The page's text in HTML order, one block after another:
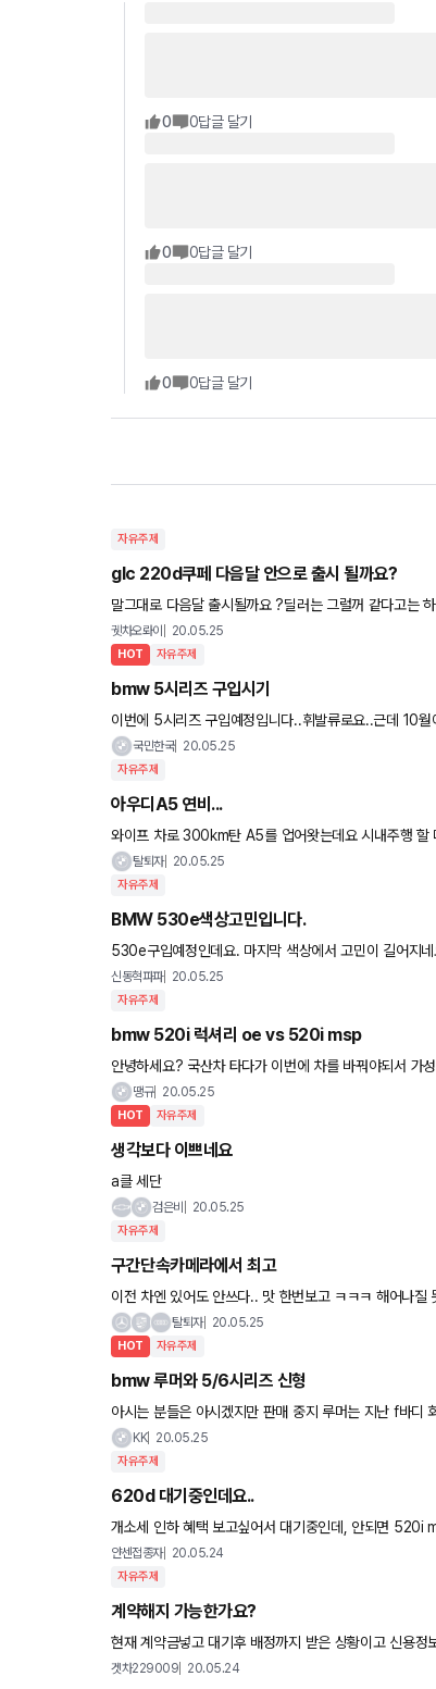
0 0답글 달기
0 0답글 달기
0 0답글 달기
자유주제
glc 220d쿠페 다음달 안으로 출시 될까요?
말그대로 다음달 출시될까요 ?딜러는 그럴꺼 같다고는
궷차오롸이 20.05.25
HOT 자유주제
bmw 5시리즈 구입시기
이번에 5시리즈 구입예정입니다..휘발류로요..근데 10
만큼의 프로모션도 아닌것같고..페리는 프로모션 없을것
국민한국 20.05.25
자유주제
아우디A5 연비...
와이프 차로 300km탄 A5를 업어왓는데요 시내주행 할
탈퇴자 20.05.25
자유주제
BMW 530e색상고민입니다.
530e구입예정인데요. 마지막 색상에서 고민이 길어지네요. 딜러분은 지중해블루를 추천하시는데, 너무 튀
루는 너무 심심한 색상인지 고민됩니다. 참고로 저는 40
신동혁파파 20.05.25
자유주제
bmw 520i 럭셔리 oe vs 520i msp
안녕하세요? 국산차 타다가 이번에 차를 바꿔야되서 가
같아 비교해보니 할부로 사는게 최종적으로 500 만원 ?
땡규 20.05.25
HOT 자유주제
생각보다 이쁘네요
a클 세단
검은비 20.05.25
자유주제
구간단속카메라에서 최고
이전 차엔 있어도 안쓰다.. 맛 한번
탈퇴자 20.05.25
HOT 자유주제
bmw 루머와 5/6시리즈 신형
아시는 분들은 아시겠지만 판매 중지 루머는 지난 f바디 화재사건에 대해
KK 20.05.25
자유주제
620d 대기중인데요..
개소세 인하 혜택 보고싶어서 대기중인데, 안되면 520i msp가고 싶습니다. 혹시 지금 신청하면 6월에 520i msp라도 출고 가능할까
요?
얀센접종자 20.05.24
자유주제
계약해지 가능한가요?
현재 계약금넣고 대기후 배정까지 받은 상황이고 신용
처음이라 고수님들 의견 부탁드립니다~ 감사합니다.
겟차229009 20.05.24